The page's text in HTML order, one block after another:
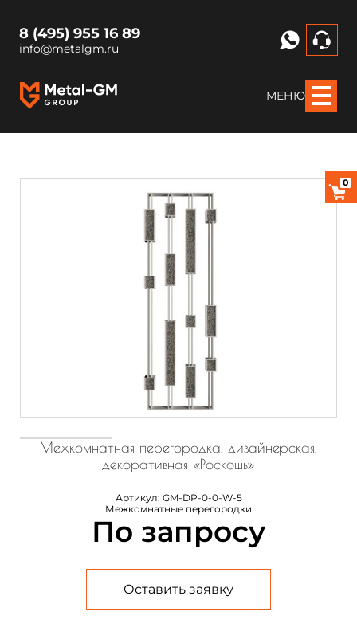
8 (495) 955 16 89
info@metalgm.ru
МЕНЮ
Межкомнатная перегородка, дизайнерская,
декоративная «Роскошь»
Артикул: GM-DP-0-0-W-5
Межкомнатные перегородки
По запросу
Оставить заявку
0